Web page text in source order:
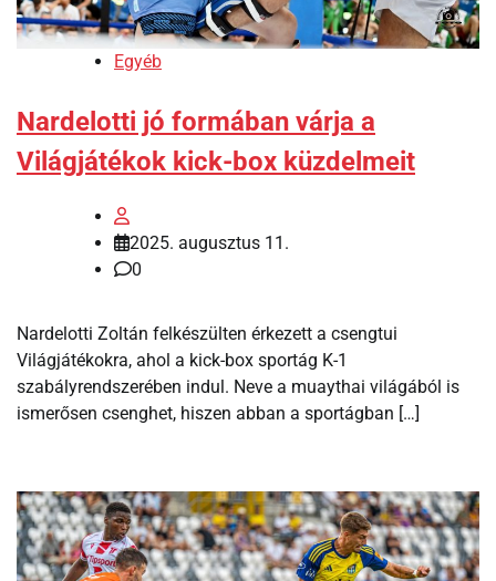
Egyéb
Nardelotti jó formában várja a
Világjátékok kick-box küzdelmeit
2025. augusztus 11.
0
Nardelotti Zoltán felkészülten érkezett a csengtui
Világjátékokra, ahol a kick-box sportág K-1
szabályrendszerében indul. Neve a muaythai világából is
ismerősen csenghet, hiszen abban a sportágban […]